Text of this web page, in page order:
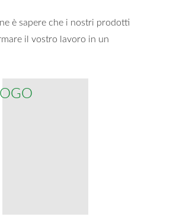
è sapere che i nostri prodotti
il vostro lavoro in un